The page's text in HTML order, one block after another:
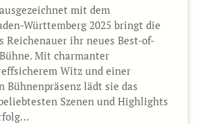
mit dem
Württemberg 2025 bringt die
ihr neues Best-of-
Mit charmanter
Witz und einer
Bühnenpräsenz lädt sie das
Szenen und Highlights